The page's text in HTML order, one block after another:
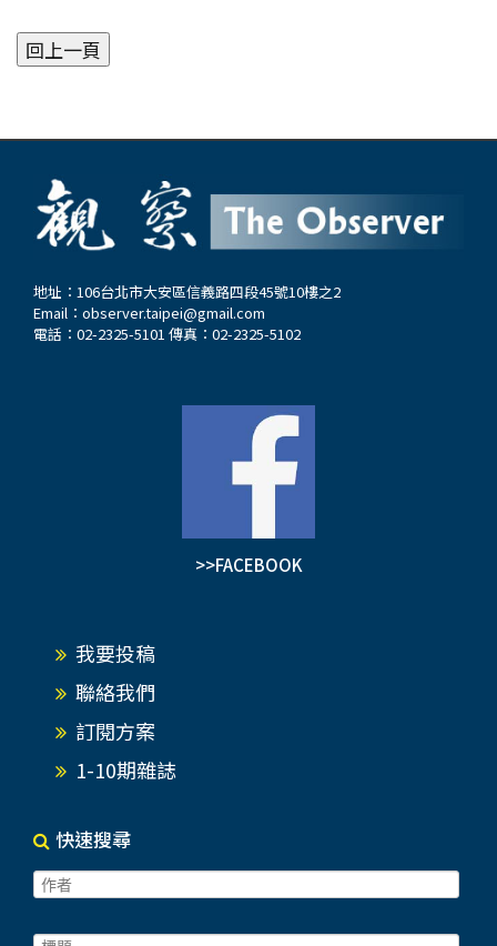
地址：106台北市大安區信義路四段45號10樓之2
Email： observer.taipei@gmail.com
電話：02-2325-5101 傳真：02-2325-5102
>>FACEBOOK
我要投稿
聯絡我們
訂閱方案
1-10期雜誌
快速搜尋